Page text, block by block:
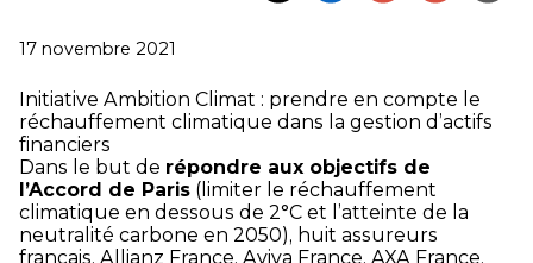
l'articlel'articlel'articlel'article
Publié
17 novembre 2021
Initiative Ambition Climat : prendre en compte le
réchauffement climatique dans la gestion d’actifs
financiers
Dans le but de répondre aux objectifs de
l’Accord de Paris (limiter le réchauffement
climatique en dessous de 2°C et l’atteinte de la
neutralité carbone en 2050), huit assureurs
français, Allianz France, Aviva France, AXA France,